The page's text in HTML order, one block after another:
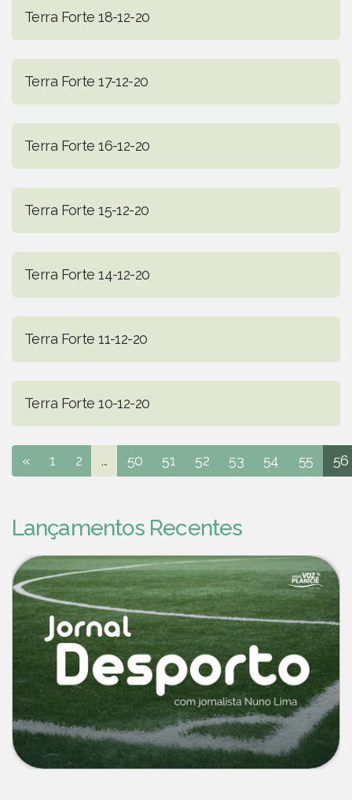
Terra Forte 18-12-20
Terra Forte 17-12-20
Terra Forte 16-12-20
Terra Forte 15-12-20
Terra Forte 14-12-20
Terra Forte 11-12-20
Terra Forte 10-12-20
« 1 2 ... 50 51 52 53 54 55 56
Lançamentos Recentes